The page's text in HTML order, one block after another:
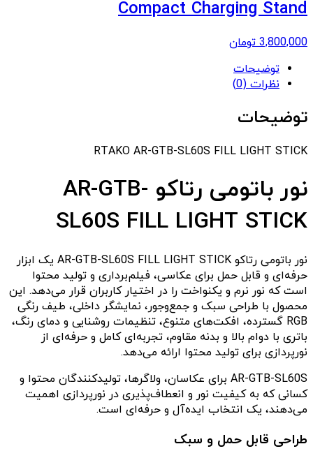
Compact Charging Stand
3,800,000 تومان
توضیحات
نظرات (0)
توضیحات
RTAKO AR-GTB-SL60S FILL LIGHT STICK
نور باتومی رتاکو AR-GTB-
SL60S FILL LIGHT STICK
نور باتومی رتاکو AR-GTB-SL60S FILL LIGHT STICK یک ابزار
حرفه‌ای و قابل حمل برای عکاسی، فیلم‌برداری و تولید محتوا
است که نور نرم و یکنواخت را در اختیار کاربران قرار می‌دهد. این
محصول با طراحی سبک و جمع‌وجور، نمایشگر داخلی، طیف رنگی
RGB گسترده، افکت‌های متنوع، تنظیمات روشنایی و دمای رنگ،
باتری با دوام بالا و بدنه مقاوم، تجربه‌ای کامل و حرفه‌ای از
نورپردازی برای تولید محتوا ارائه می‌دهد.
AR-GTB-SL60S برای عکاسان، ولاگرها، تولیدکنندگان محتوا و
کسانی که به کیفیت نور و انعطاف‌پذیری در نورپردازی اهمیت
می‌دهند، یک انتخاب ایده‌آل و حرفه‌ای است.
طراحی قابل حمل و سبک